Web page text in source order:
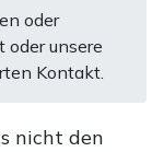
oder
unsere
Kontakt.
nicht den